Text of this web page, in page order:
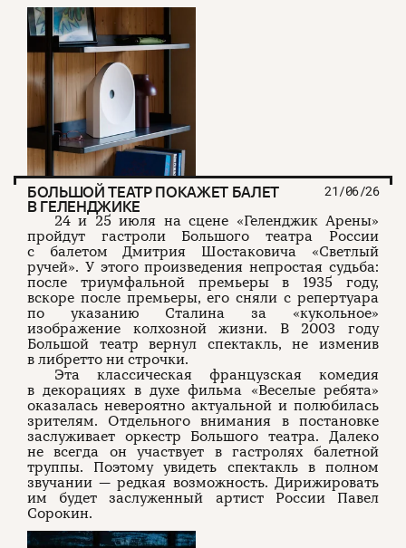
БОЛЬШОЙ ТЕАТР ПОКАЖЕТ БАЛЕТ
В ГЕЛЕНДЖИКЕ
21/06/26
24 и 25 июля на сцене «Геленджик Арены»
пройдут гастроли Большого театра России
с балетом Дмитрия Шостаковича «Светлый
ручей». У этого произведения непростая судьба:
после триумфальной премьеры в 1935 году,
вскоре после премьеры, его сняли с репертуара
по указанию Сталина за «кукольное»
изображение колхозной жизни. В 2003 году
Большой театр вернул спектакль, не изменив
в либретто ни строчки.
Эта классическая французская комедия
в декорациях в духе фильма «Веселые ребята»
оказалась невероятно актуальной и полюбилась
зрителям. Отдельного внимания в постановке
заслуживает оркестр Большого театра. Далеко
не всегда он участвует в гастролях балетной
труппы. Поэтому увидеть спектакль в полном
звучании — редкая возможность. Дирижировать
им будет заслуженный артист России Павел
Сорокин.